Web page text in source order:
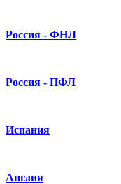
Россия - ФНЛ
Россия - ПФЛ
Испания
Англия